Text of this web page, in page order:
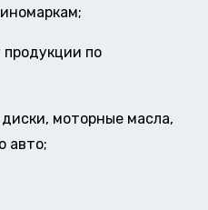
по
моторные масла,
авто;